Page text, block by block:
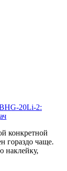
20Li-2:
конкретной
гораздо чаще.
наклейку,